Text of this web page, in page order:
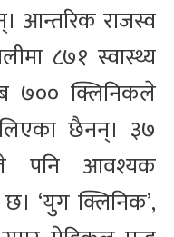
आन्तरिक राजस्व
८७१ स्वास्थ्य
७०० क्लिनिकले
छैनन्। ३७
पनि आवश्यक
‘युग क्लिनिक’,